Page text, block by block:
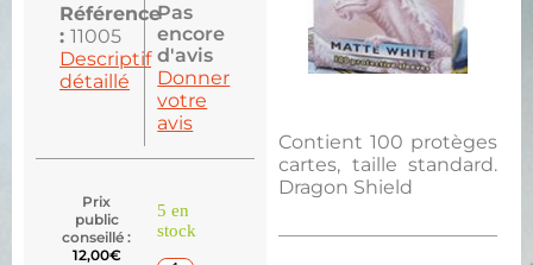
Contient 100 protèges
cartes, taille standard.
Dragon Shield
Référence
: 11005
Descriptif
détaillé
Pas
encore
d'avis
Donner
votre
avis
Prix
public
conseillé :
12,00€
5 en
stock